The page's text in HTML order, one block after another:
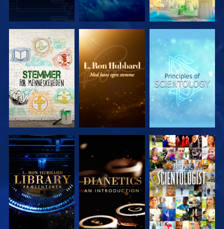
UDFORSK
SERIEN
UDFORSK
SERIEN
UDFORSK
SERIEN
UDFORSK
SERIEN
UDFORSK
SERIEN
SE